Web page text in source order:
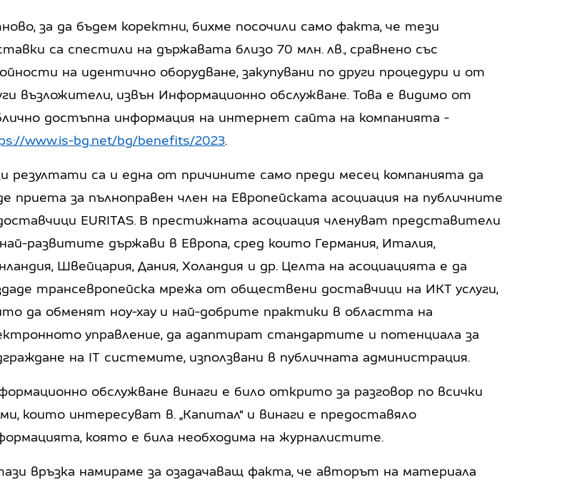
за да бъдем коректни, бихме посочили само факта, че тези
са спестили на държавата близо 70 млн. лв., сравнено със
на идентично оборудване, закупувани по други процедури и от
възложители, извън Информационно обслужване. Това е видимо от
достъпна информация на интернет сайта на компанията -
www.is-bg.net/bg/benefits/2023.
резултати са и една от причините само преди месец компанията да
приета за пълноправен член на Европейската асоциация на публичните
EURITAS. В престижната асоциация членуват представители
развитите държави в Европа, сред които Германия, Италия,
Швейцария, Дания, Холандия и др. Целта на асоциацията е да
трансевропейска мрежа от обществени доставчици на ИКТ услуги,
да обменят ноу-хау и най-добрите практики в областта на
управление, да адаптират стандартите и потенциала за
на IT системите, използвани в публичната администрация.
обслужване винаги е било открито за разговор по всички
които интересуват в. „Капитал“ и винаги е предоставяло
която е била необходима на журналистите.
връзка намираме за озадачаващ факта, че авторът на материала